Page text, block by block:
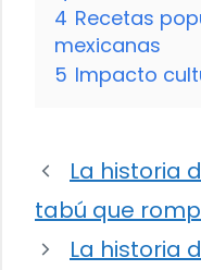
4 Recetas
mexicanas
5 Impacto
La historia
tabú que
La historia